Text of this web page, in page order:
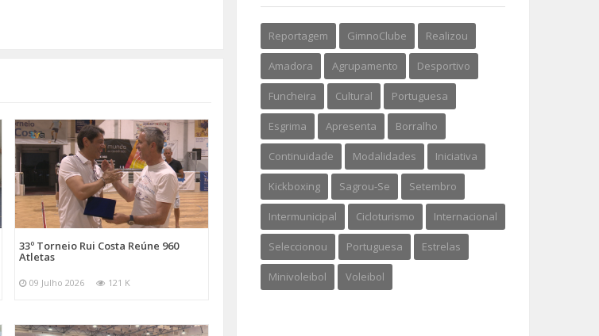
33º Torneio Rui Costa Reúne 960
Atletas
09 Julho 2026 121 K
Reportagem GimnoClube Realizou
Amadora Agrupamento Desportivo
Funcheira Cultural Portuguesa
Esgrima Apresenta Borralho
Continuidade Modalidades Iniciativa
Kickboxing Sagrou-Se Setembro
Intermunicipal Cicloturismo Internacional
Seleccionou Portuguesa Estrelas
Minivoleibol Voleibol